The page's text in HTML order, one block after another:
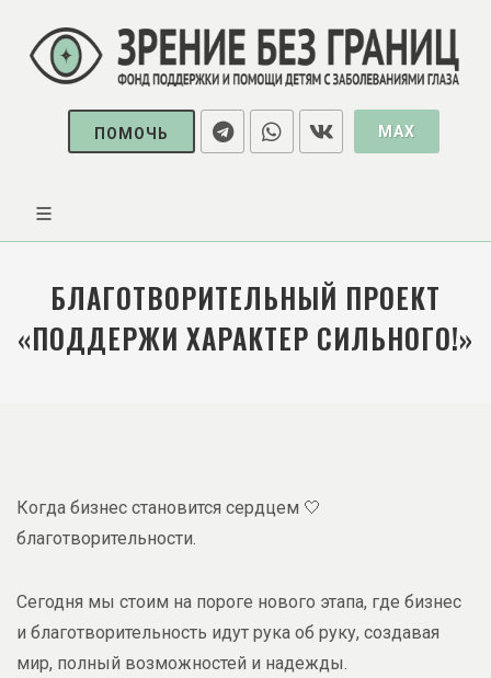
ПОМОЧЬ MAX
БЛАГОТВОРИТЕЛЬНЫЙ ПРОЕКТ
«ПОДДЕРЖИ ХАРАКТЕР СИЛЬНОГО!»
Когда бизнес становится сердцем 🤍
благотворительности.
Сегодня мы стоим на пороге нового этапа, где бизнес
и благотворительность идут рука об руку, создавая
мир, полный возможностей и надежды.